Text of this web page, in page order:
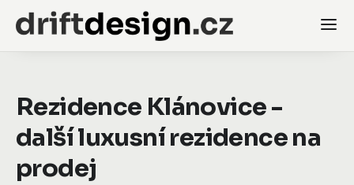
Rezidence Klánovice -
další luxusní rezidence na
prodej